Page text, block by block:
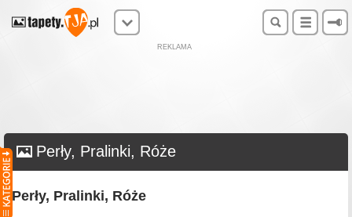
REKLAMA
Perły, Pralinki, Róże
Perły, Pralinki, Róże